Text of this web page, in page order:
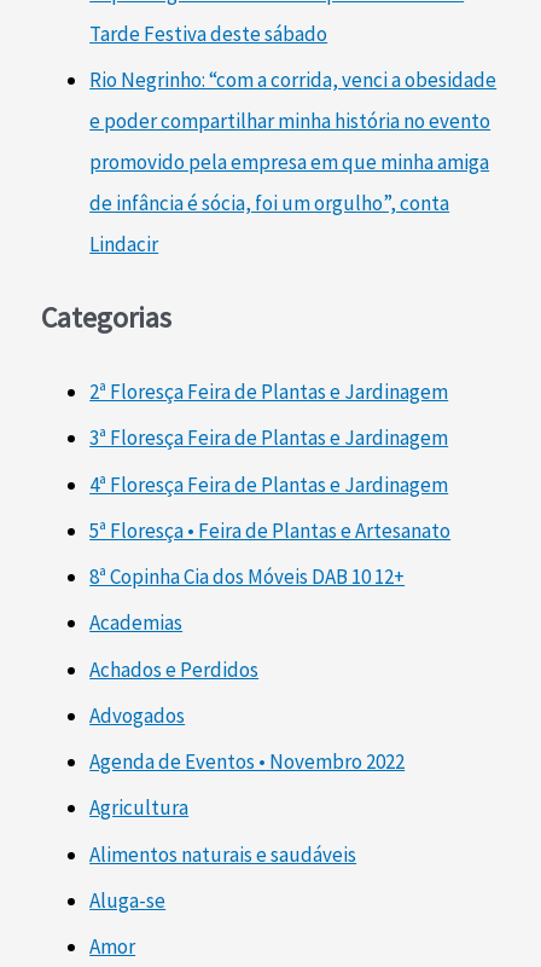
Tarde Festiva deste sábado
Rio Negrinho: “com a corrida, venci a obesidade
e poder compartilhar minha história no evento
promovido pela empresa em que minha amiga
de infância é sócia, foi um orgulho”, conta
Lindacir
Categorias
2ª Floresça Feira de Plantas e Jardinagem
3ª Floresça Feira de Plantas e Jardinagem
4ª Floresça Feira de Plantas e Jardinagem
5ª Floresça • Feira de Plantas e Artesanato
8ª Copinha Cia dos Móveis DAB 10 12+
Academias
Achados e Perdidos
Advogados
Agenda de Eventos • Novembro 2022
Agricultura
Alimentos naturais e saudáveis
Aluga-se
Amor